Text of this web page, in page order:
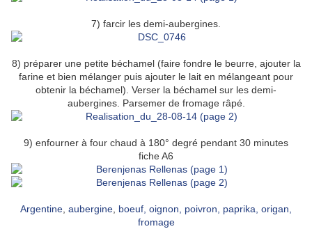
7) farcir les demi-aubergines.
8) préparer une petite béchamel (faire fondre le beurre, ajouter la
farine et bien mélanger puis ajouter le lait en mélangeant pour
obtenir la béchamel). Verser la béchamel sur les demi-
aubergines. Parsemer de fromage râpé.
9) enfourner à four chaud à 180° degré pendant 30 minutes
fiche A6
Argentine aubergine boeuf, oignon poivron paprika, origan
fromage